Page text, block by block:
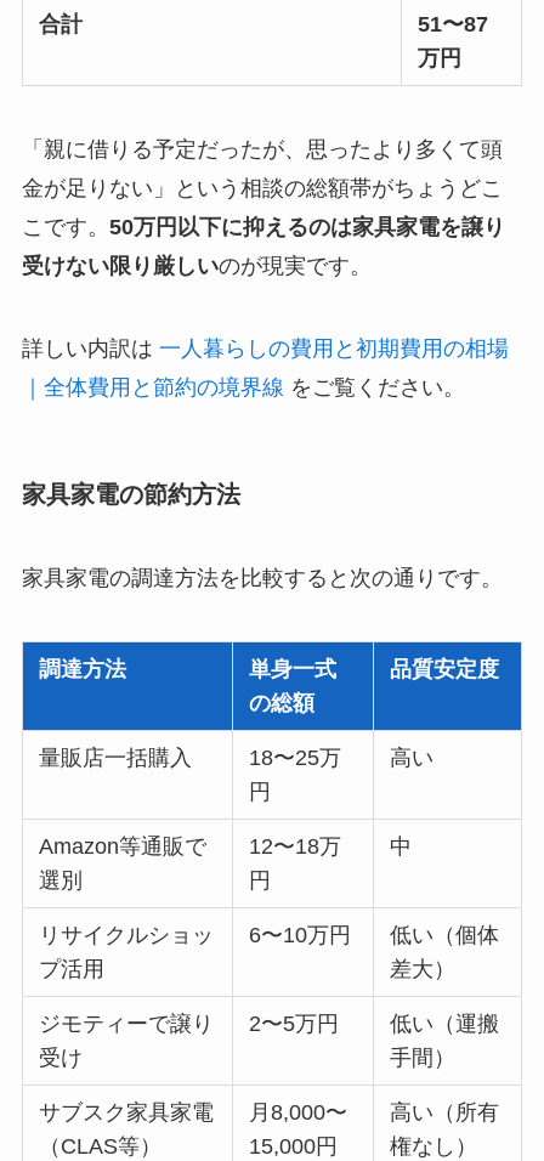
合計
51〜87
万円
「親に借りる予定だったが、思ったより多くて頭
金が足りない」という相談の総額帯がちょうどこ
こです。 50万円以下に抑えるのは家具家電を譲り
受けない限り厳しいのが現実です。
詳しい内訳は 一人暮らしの費用と初期費用の相場
｜全体費用と節約の境界線 をご覧ください。
家具家電の節約方法
家具家電の調達方法を比較すると次の通りです。
調達方法
単身一式
の総額
品質安定度
量販店一括購入
18〜25万
円
高い
Amazon等通販で
選別
12〜18万
円
中
リサイクルショッ
プ活用
6〜10万円
低い（個体
差大）
ジモティーで譲り
受け
2〜5万円
低い（運搬
手間）
サブスク家具家電
（CLAS等）
月8,000〜
15,000円
高い（所有
権なし）